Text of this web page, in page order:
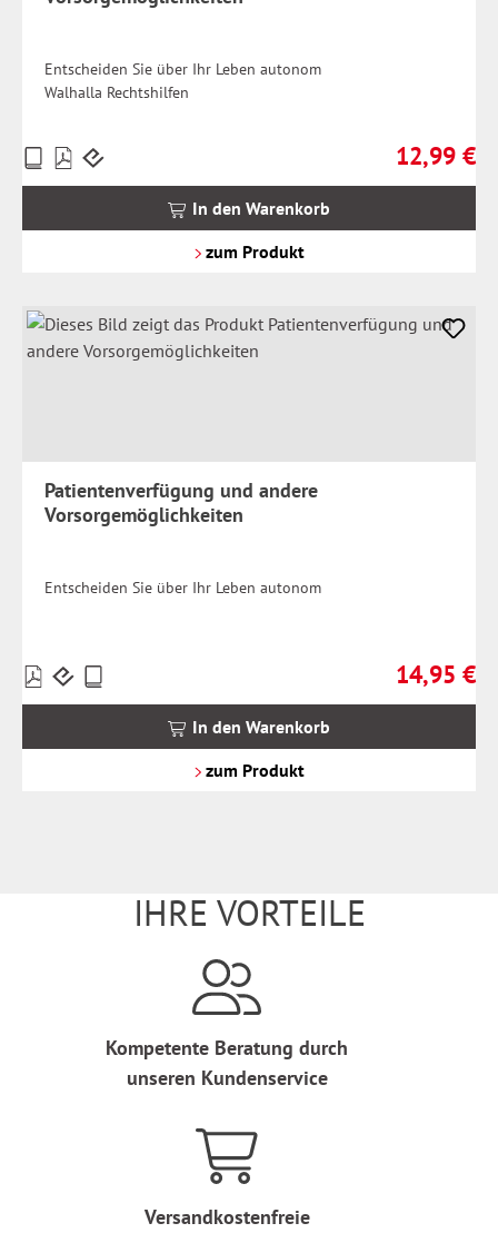
Entscheiden Sie über Ihr Leben autonom
Walhalla Rechtshilfen
Regulärer
12,99 €
Preise
inkl.
In den Warenkorb
zum Produkt
Patientenverfügung und andere
Vorsorgemöglichkeiten
Entscheiden Sie über Ihr Leben autonom
Regulärer
14,95 €
Preise
inkl.
In den Warenkorb
zum Produkt
IHRE VORTEILE
Kompetente Beratung durch
unseren Kundenservice
Versandkostenfreie